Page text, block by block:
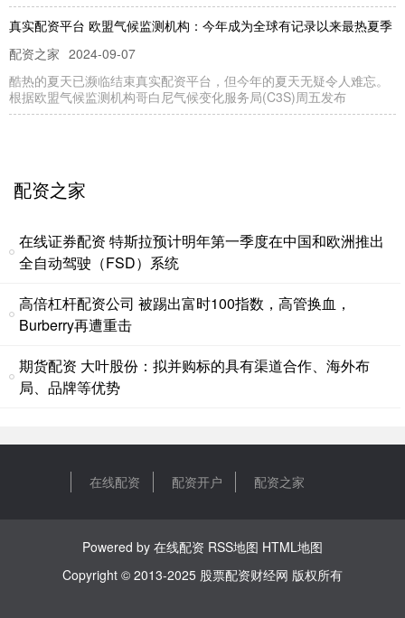
真实配资平台 欧盟气候监测机构：今年成为全球有记录以来最热夏季
配资之家 2024-09-07
酷热的夏天已濒临结束真实配资平台，但今年的夏天无疑令人难忘。
根据欧盟气候监测机构哥白尼气候变化服务局(C3S)周五发布
潮州股票配资是一种金融杠杆工具，允许投资者利用借入资金放大其
股票投资收益。通过配资，投资者可以增加其投资规模散户参加私募
线下股票配资平台 安徽四宜建设投资：23四宜债将于9月2日付息
配资之家 2024-08-28
消息，8月22日，安徽省四宜建设投资集团有限公司发布付息公告，
将于2024年9月2日支付2023年9月1日至2024年8
年同期下滑164.79%
在线配资 2024-08-29
股票配资开户公司 福田汽车上半年营业总支出238.06亿元，销售费用
股票配资开户公司 福田汽车（600166）中报数据显示，2024年1-6
配资之家
在线证券配资 特斯拉预计明年第一季度在中国和欧洲推出
全自动驾驶（FSD）系统
高倍杠杆配资公司 被踢出富时100指数，高管换血，
Burberry再遭重击
期货配资 大叶股份：拟并购标的具有渠道合作、海外布
局、品牌等优势
在线配资 配资开户 配资之家
Powered by 在线配资 RSS地图 HTML地图
Copyright © 2013-2025 股票配资财经网 版权所有